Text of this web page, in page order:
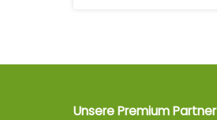
Unsere Premium Partner